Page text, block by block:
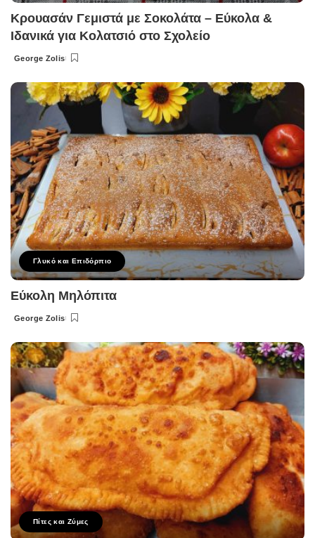
Κρουασάν Γεμιστά με Σοκολάτα – Εύκολα &
Ιδανικά για Κολατσιό στο Σχολείο
Posted
George Zolis
Γλυκό και Επιδόρπιο
Εύκολη Μηλόπιτα
Posted
George Zolis
Πίτες και Ζύμες